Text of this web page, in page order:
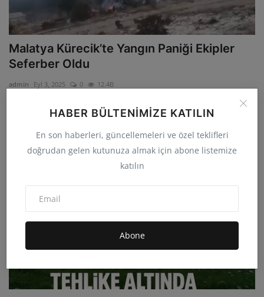
HABER BÜLTENIMIZE KATILIN
En son haberleri, güncellemeleri ve özel teklifleri
doğrudan gelen kutunuza almak için abone listemize
katılın
Abone
Malatya Kürecik’te Yangın Paniği Ekipler
Seferber Oldu
admin Eyl 3, 2025 0 12.4B
mezrasında bug...
EĞİTİM